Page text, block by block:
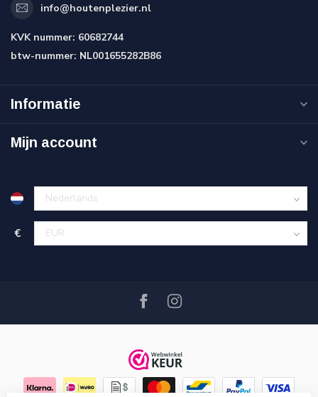
info@houtenplezier.nl
KVK nummer: 60682744
btw-nummer: NL001655282B86
Informatie
Mijn account
€